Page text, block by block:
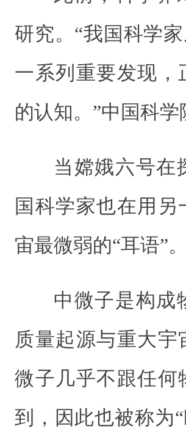
研究。“我国科学
一系列重要发现，
的认知。”中国科
当嫦娥六号在
国科学家也在用
宙最微弱的“耳语”。
中微子是构成
质量起源与重大
微子几乎不跟任何
到，因此也被称为